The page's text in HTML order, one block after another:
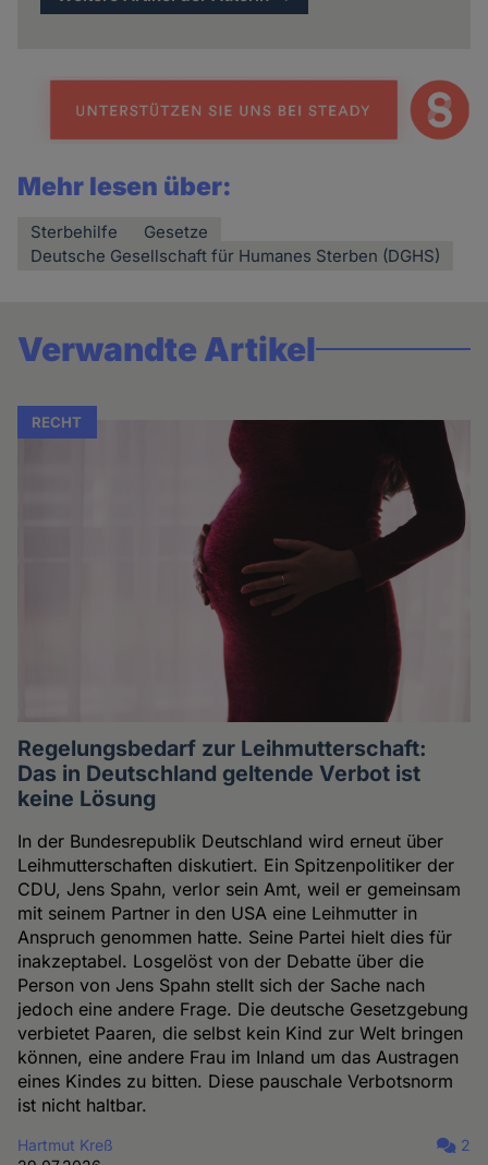
Mehr lesen über:
Sterbehilfe
Gesetze
Deutsche Gesellschaft für Humanes Sterben (DGHS)
Verwandte Artikel
RECHT
Regelungsbedarf zur Leihmutterschaft:
Das in Deutschland geltende Verbot ist
keine Lösung
In der Bundesrepublik Deutschland wird erneut über
Leihmutterschaften diskutiert. Ein Spitzenpolitiker der
CDU, Jens Spahn, verlor sein Amt, weil er gemeinsam
mit seinem Partner in den USA eine Leihmutter in
Anspruch genommen hatte. Seine Partei hielt dies für
inakzeptabel. Losgelöst von der Debatte über die
Person von Jens Spahn stellt sich der Sache nach
jedoch eine andere Frage. Die deutsche Gesetzgebung
verbietet Paaren, die selbst kein Kind zur Welt bringen
können, eine andere Frau im Inland um das Austragen
eines Kindes zu bitten. Diese pauschale Verbotsnorm
ist nicht haltbar.
Hartmut Kreß
2